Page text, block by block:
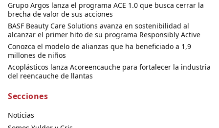
Grupo Argos lanza el programa ACE 1.0 que busca cerrar la
brecha de valor de sus acciones
BASF Beauty Care Solutions avanza en sostenibilidad al
alcanzar el primer hito de su programa Responsibly Active
Conozca el modelo de alianzas que ha beneficiado a 1,9
millones de niños
Acoplásticos lanza Acoreencauche para fortalecer la industria
del reencauche de llantas
Secciones
Noticias